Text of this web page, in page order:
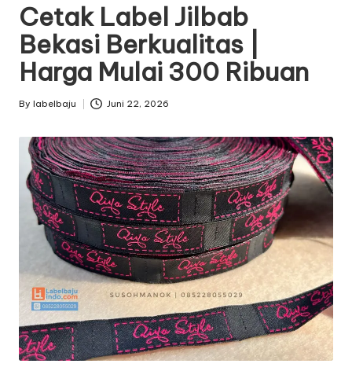
Cetak Label Jilbab
Bekasi Berkualitas |
Harga Mulai 300 Ribuan
Posted
By labelbaju Juni 22, 2026